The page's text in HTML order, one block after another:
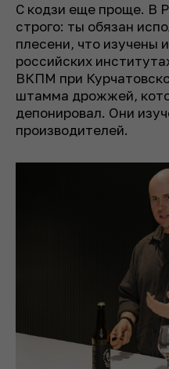
С кодзи еще проще. В
строго: ты обязан
плесени, что изучены
российских
ВКПМ при
штамма дрожжей,
депонировал. Они
производителей.